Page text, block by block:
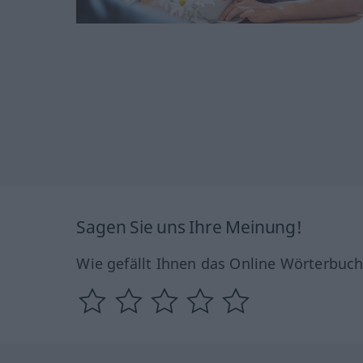
Sagen Sie uns Ihre Meinung!
Wie gefällt Ihnen das Online